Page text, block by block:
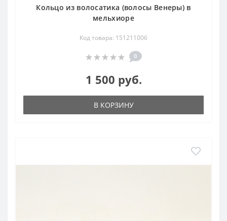
Кольцо из волосатика (волосы Венеры) в
мельхиоре
Код товара: 151211006
0
1 500 руб.
В КОРЗИНУ